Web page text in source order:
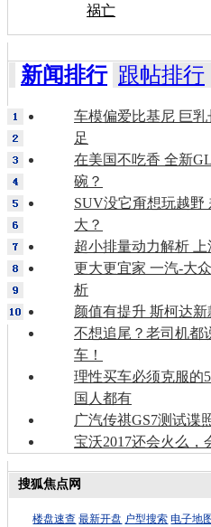
祸亡
新闻排行 跟帖排行
车模偏爱比基尼 巨
足
在美国不吃香 全新
碗？
SUV没它甭想玩越野
大？
超小排量动力解析
更大更宜家 一汽-大
析
颜值有提升 斯柯达
不想追尾？老司机都
车！
理性买车必须克服的
国人都有
广汽传祺GS7测试谍
宝沃2017还会火么，
搜狐焦点网
楼盘速查 最新开盘 户型搜索 电子地图